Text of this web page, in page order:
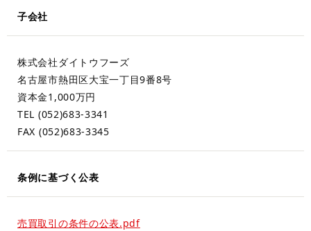
子会社
株式会社ダイトウフーズ
名古屋市熱田区大宝一丁目9番8号
資本金1,000万円
TEL (052)683-3341
FAX (052)683-3345
条例に基づく公表
売買取引の条件の公表.pdf